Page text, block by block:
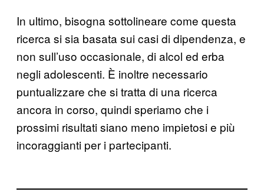
In ultimo, bisogna sottolineare come questa
ricerca si sia basata sui casi di dipendenza, e
non sull’uso occasionale, di alcol ed erba
negli adolescenti. È inoltre necessario
puntualizzare che si tratta di una ricerca
ancora in corso, quindi speriamo che i
prossimi risultati siano meno impietosi e più
incoraggianti per i partecipanti.